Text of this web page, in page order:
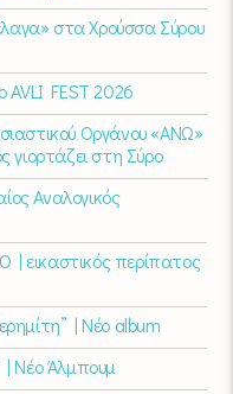
στα Χρούσσα Σύρου
AVLI FEST 2026
Οργάνου «ΑΝΩ»
γιορτάζει στη Σύρο​
Αναλογικός
εικαστικός περίπατος
| Νέο album
| Νέο Άλμπουμ